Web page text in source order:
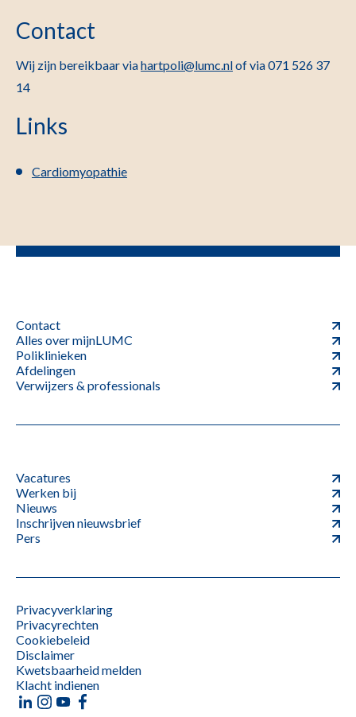
Contact
Wij zijn bereikbaar viahartpoli@lumc.nlof via 071 526 37
14
Links
Cardiomyopathie
Contact
Alles over mijnLUMC
Poliklinieken
Afdelingen
Verwijzers & professionals
Vacatures
Werken bij
Nieuws
Inschrijven nieuwsbrief
Pers
Privacyverklaring
Privacyrechten
Cookiebeleid
Disclaimer
Kwetsbaarheid melden
Klacht indienen